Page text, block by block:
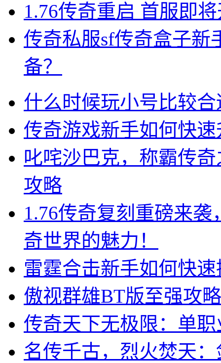
1.76传奇重启 首服即
传奇私服sf传奇盒子新
备？
什么时候玩小号比较合
传奇游戏新手如何快
叱咤沙巴克，称霸传
攻略
1.76传奇复刻重磅来
奇世界的魅力！
雷霆合击新手如何快
傲视群雄BT版至强攻
传奇天下无极限：单
名传千古，烈火焚天